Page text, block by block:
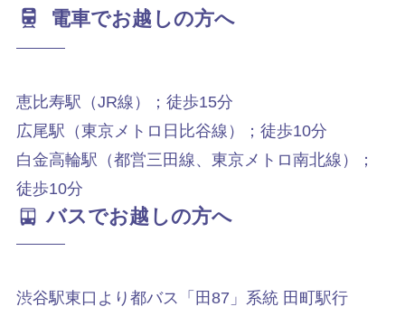
電車でお越しの方へ
恵比寿駅（JR線）；徒歩15分
広尾駅（東京メトロ日比谷線）；徒歩10分
白金高輪駅（都営三田線、東京メトロ南北線）；
徒歩10分
バスでお越しの方へ
渋谷駅東口より都バス「田87」系統 田町駅行